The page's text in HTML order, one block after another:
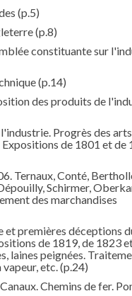
(p.5)
(p.8)
constituante sur
(p.14)
des produits de
Progrès des arts
de 1801 et de
Ternaux, Conté,
Schirmer,
des marchandises
et premières déceptions
de 1819, de 1823
laines peignées.
vapeur, etc.(p.24)
Chemins de fer.